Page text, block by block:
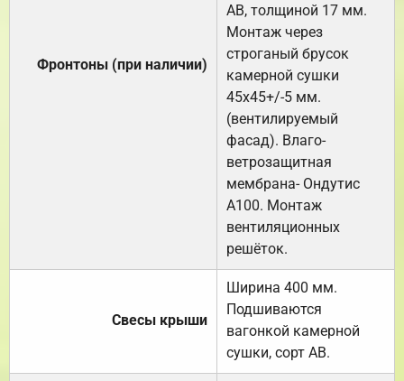
Фронтоны (при наличии)
АВ, толщиной 17 мм.
Монтаж через
строганый брусок
камерной сушки
45х45+/-5 мм.
(вентилируемый
фасад). Влаго-
ветрозащитная
мембрана- Ондутис
А100. Монтаж
вентиляционных
решёток.
Свесы крыши
Ширина 400 мм.
Подшиваются
вагонкой камерной
сушки, сорт АВ.